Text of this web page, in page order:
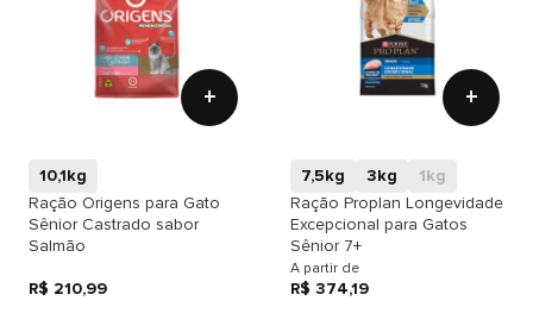
+
10,1kg
Ração Origens para Gato
Sênior Castrado sabor
Salmão
R$ 210,99
+
7,5kg 3kg
1kg
Ração Proplan Longevidade
Excepcional para Gatos
Sênior 7+
A partir de
R$ 374,19